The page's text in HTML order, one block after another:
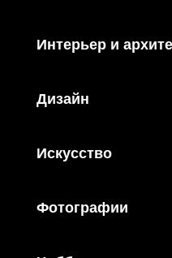
Интерьер и
Дизайн
Искусство
Фотографии